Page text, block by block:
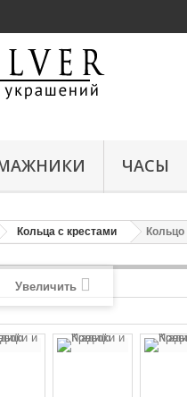
ЧАСЫ
Кольца с крестами
Увеличить